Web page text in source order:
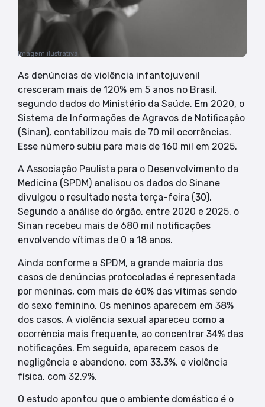
Imagem ilustrativa
As denúncias de violência infantojuvenil
cresceram mais de 120% em 5 anos no Brasil,
segundo dados do Ministério da Saúde. Em 2020, o
Sistema de Informações de Agravos de Notificação
(Sinan), contabilizou mais de 70 mil ocorrências.
Esse número subiu para mais de 160 mil em 2025.
A Associação Paulista para o Desenvolvimento da
Medicina (SPDM) analisou os dados do Sinane
divulgou o resultado nesta terça-feira (30).
Segundo a análise do órgão, entre 2020 e 2025, o
Sinan recebeu mais de 680 mil notificações
envolvendo vítimas de 0 a 18 anos.
Ainda conforme a SPDM, a grande maioria dos
casos de denúncias protocoladas é representada
por meninas, com mais de 60% das vítimas sendo
do sexo feminino. Os meninos aparecem em 38%
dos casos. A violência sexual apareceu como a
ocorrência mais frequente, ao concentrar 34% das
notificações. Em seguida, aparecem casos de
negligência e abandono, com 33,3%, e violência
física, com 32,9%.
O estudo apontou que o ambiente doméstico é o